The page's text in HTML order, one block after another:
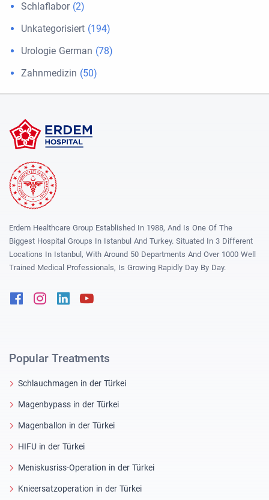
Schlaflabor(2)
Unkategorisiert (194)
Urologie German (78)
Zahnmedizin (50)
Erdem Healthcare Group Established In 1988, And Is One Of The
Biggest Hospital Groups In Istanbul And Turkey. Situated In 3 Different
Locations In Istanbul, With Around 50 Departments And Over 1000 Well
Trained Medical Professionals, Is Growing Rapidly Day By Day.
FacebookInstagram
Linkedin
Popular Treatments
Schlauchmagen in der Türkei
Magenbypass in der Türkei
Magenballon in der Türkei
HIFU in der Türkei
Meniskusriss-Operation in der Türkei
Knieersatzoperation in der Türkei